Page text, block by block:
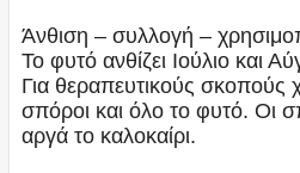
Άνθιση – συλλογή –
Το φυτό ανθίζει Ιούλιο και
Για θεραπευτικούς σκοπούς
σπόροι και όλο το φυτό. Οι
αργά το καλοκαίρι.